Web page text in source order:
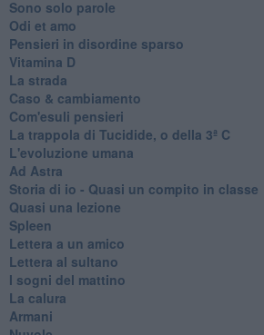
Sono solo parole
Odi et amo
Pensieri in disordine sparso
Vitamina D
La strada
Caso & cambiamento
Com'esuli pensieri
La trappola di Tucidide, o della 3ª C
L'evoluzione umana
Ad Astra
Storia di io - Quasi un compito in classe
Quasi una lezione
Spleen
Lettera a un amico
Lettera al sultano
I sogni del mattino
La calura
Armani